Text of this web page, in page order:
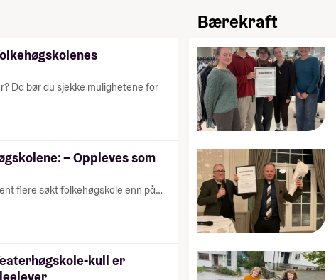
Da bør du sjekke mulighetene for
– Oppleves som
flere søkt folkehøgskole enn på…
kull er
Bærekraft